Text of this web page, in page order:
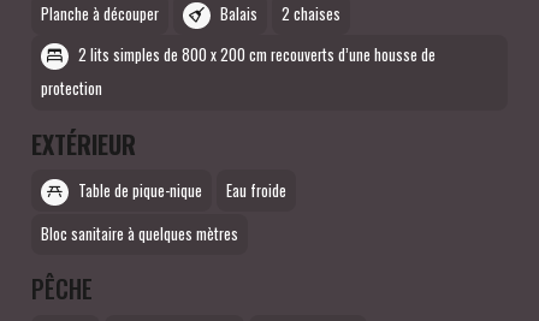
Planche à découper
Balais
2 chaises
2 lits simples de 800 x 200 cm recouverts d’une housse de
protection
EXTÉRIEUR
Table de pique-nique
Eau froide
Bloc sanitaire à quelques mètres
PÊCHE